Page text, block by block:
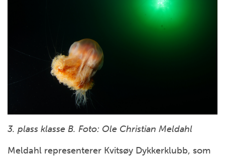
3. plass klasse B. Foto: Ole Christian Meldahl
Meldahl representerer Kvitsøy Dykkerklubb, som